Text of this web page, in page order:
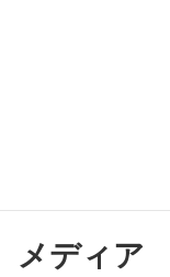
メディア